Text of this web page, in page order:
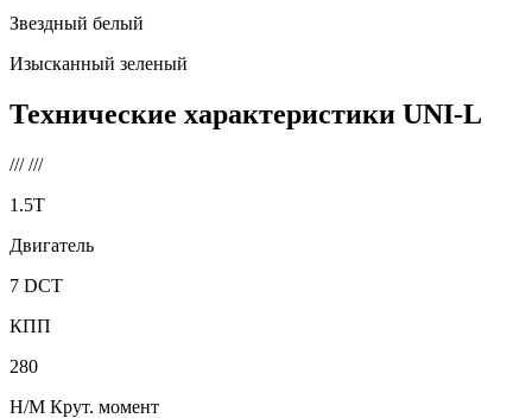
Звездный белый
Изысканный зеленый
Технические характеристики UNI-L
/// ///
1.5T
Двигатель
7 DCT
КПП
280
Н/М Крут. момент